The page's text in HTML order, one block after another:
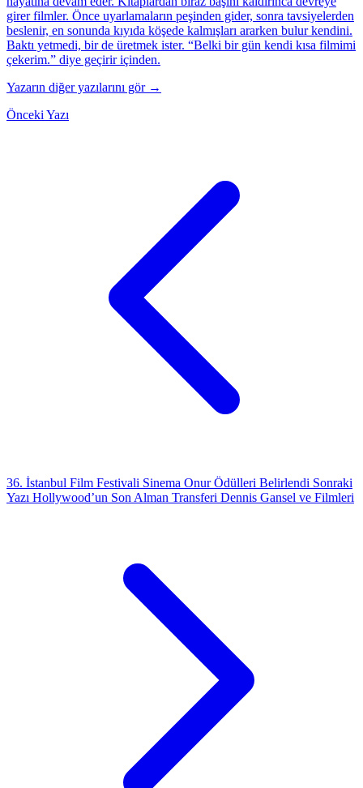
girer filmler. Önce uyarlamaların peşinden gider, sonra tavsiyelerden
beslenir, en sonunda kıyıda köşede kalmışları ararken bulur kendini.
Baktı yetmedi, bir de üretmek ister. “Belki bir gün kendi kısa filmimi
çekerim.” diye geçirir içinden.
Yazarın diğer yazılarını gör →
Önceki Yazı
36. İstanbul Film Festivali Sinema Onur Ödülleri Belirlendi Sonraki
Yazı Hollywood’un Son Alman Transferi Dennis Gansel ve Filmleri